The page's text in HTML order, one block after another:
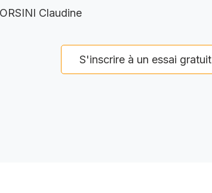
Claudine
S'inscrire à un essai gratuit